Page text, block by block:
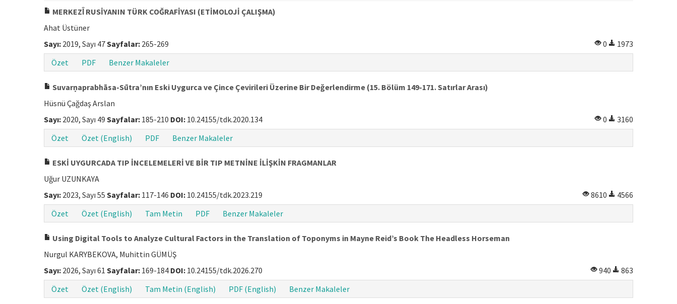
MERKEZȊ RUSİYANIN TÜRK COĞRAFİYASI (ETİMOLOJİ ÇALIŞMA)
Ahat Üstüner
Sayı: 2019, Sayı 47Sayfalar: 265-269 0
1973
Özet
PDF Benzer Makaleler
Suvarṇaprabhāsa-Sūtra’nın Eski Uygurca ve Çince Çevirileri Üzerine Bir Değerlendirme (15. Bölüm 149-171. Satırlar Arası)
Hüsnü Çağdaş Arslan
Sayı: 2020, Sayı 49 Sayfalar: 185-210 DOI: 10.24155/tdk.2020.134 0
3160
Özet
Özet (English) PDF Benzer Makaleler
ESKİ UYGURCADA TIP İNCELEMELERİ VE BİR TIP METNİNE İLİŞKİN FRAGMANLAR
Uğur UZUNKAYA
Sayı: 2023, Sayı 55 Sayfalar: 117-146 DOI: 10.24155/tdk.2023.219 8610
4566
Özet
Özet (English) Tam Metin PDF Benzer Makaleler
Using Digital Tools to Analyze Cultural Factors in the Translation of Toponyms in Mayne Reid’s Book The Headless Horseman
Nurgul KARYBEKOVA, Muhittin GÜMÜŞ
Sayı: 2026, Sayı 61 Sayfalar: 169-184 DOI: 10.24155/tdk.2026.270 940
863
Özet
Özet (English) Tam Metin (English) PDF (English) Benzer Makaleler